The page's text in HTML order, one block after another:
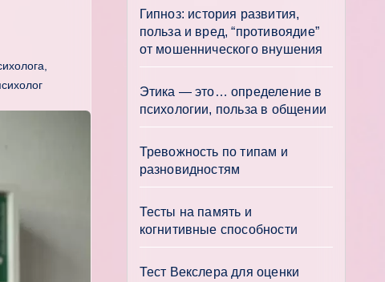
Гипноз: история развития,
польза и вред, “противоядие”
от мошеннического внушения
Этика — это… определение в
психологии, польза в общении
Тревожность по типам и
разновидностям
Тесты на память и
когнитивные способности
Тест Векслера для оценки